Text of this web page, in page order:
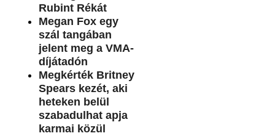
Rubint Rékát
Megan Fox egy
szál tangában
jelent meg a VMA-
díjátadón
Megkérték Britney
Spears kezét, aki
heteken belül
szabadulhat apja
karmai közül